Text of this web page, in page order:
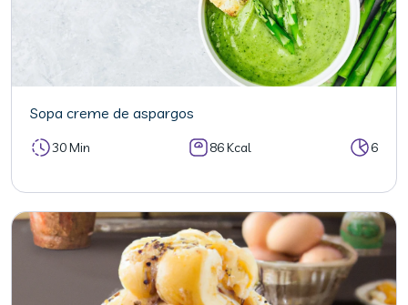
Sopa creme de aspargos
30 Min 86 Kcal 6